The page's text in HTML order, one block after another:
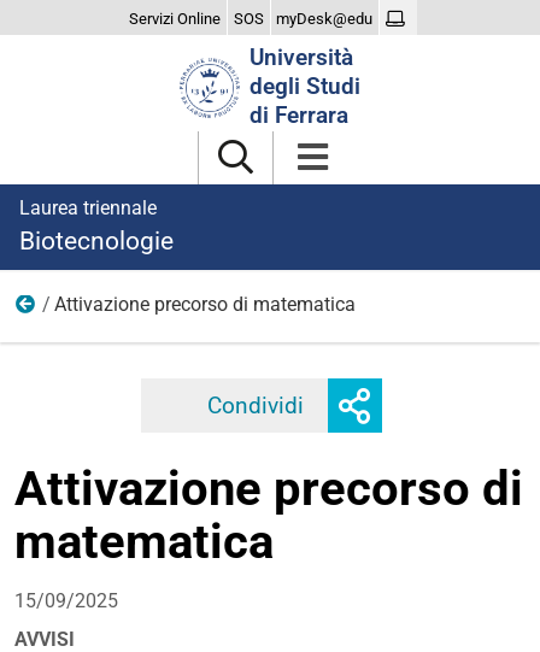
Servizi Online SOS myDesk@edu
Università
degli Studi
di Ferrara
Laurea triennale
Biotecnologie
2025
Attivazione precorso di matematica
Condividi Facebook
opzioni
di
Attivazione precorso di
matematica
15/09/2025
AVVISI